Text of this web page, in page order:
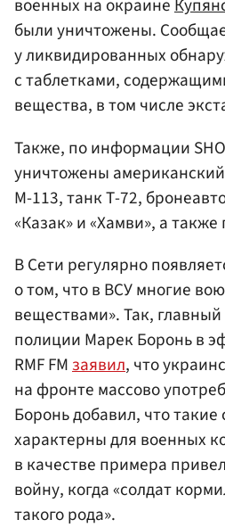
военных на окраине
были уничтожены.
у ликвидированных
с таблетками,
вещества, в том числе
Также, по информации
уничтожены
М-113, танк Т-72,
«Казак» и «Хамви», а
В Сети регулярно
о том, что в ВСУ многие
веществами». Так,
полиции Марек Боронь в
RMF FMзаявил, что
на фронте массово
Боронь добавил, что такие
характерны для военных
в качестве примера
войну, когда «солдат
такого рода».